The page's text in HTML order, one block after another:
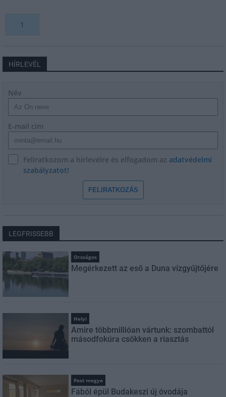
1
HÍRLEVÉL
Név
E-mail cím
Feliratkozom a hírlevélre és elfogadom az adatvédelmi
szabályzatot!
FELIRATKOZÁS
LEGFRISSEBB
Országos
Megérkezett az eső a Duna vízgyűjtőjére
Helyi
Amire többmillióan vártunk: szombattól
másodfokúra csökken a riasztás
Pest megye
Fából épül Budakeszi új óvodája